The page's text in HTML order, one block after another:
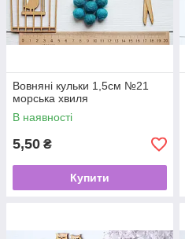
Вовняні кульки 1,5см №21
морська хвиля
В наявності
5,50 ₴
Купити